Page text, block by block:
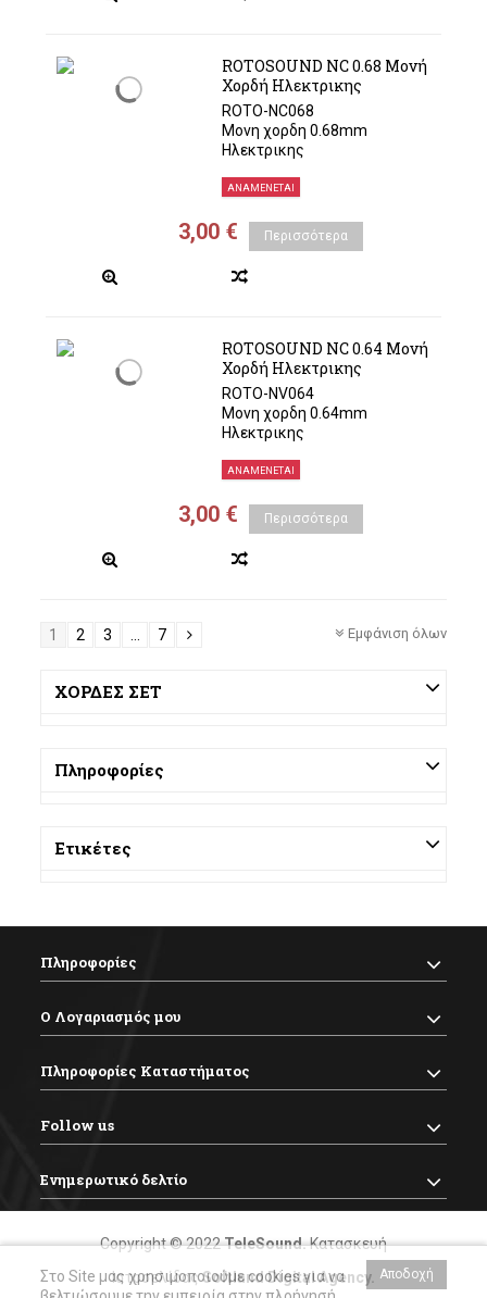
ROTOSOUND NC 0.68 Μονή
Χορδή Ηλεκτρικης
ROTO-NC068
Μονη χορδη 0.68mm
Ηλεκτρικης
ΑΝΑΜΈΝΕΤΑΙ
3,00 € Περισσότερα
ROTOSOUND NC 0.64 Μονή
Χορδή Ηλεκτρικης
ROTO-NV064
Μονη χορδη 0.64mm
Ηλεκτρικης
ΑΝΑΜΈΝΕΤΑΙ
3,00 € Περισσότερα
Εμφάνιση όλων
1 2 3 ... 7
ΧΟΡΔΕΣ ΣΕΤ
Πληροφορίες
Ετικέτες
Πληροφορίες
Ο Λογαριασμός μου
Πληροφορίες Καταστήματος
Follow us
Ενημερωτικό δελτίο
Copyright © 2022TeleSound.Κατασκευή
ΙστοσελίδαςSoftland Digital Agency. Αποδοχή
Στο Site μας χρησιμοποιούμε cookies για να